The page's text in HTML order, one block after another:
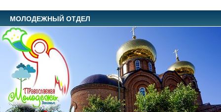
МОЛОДЕЖНЫЙ ОТДЕЛ